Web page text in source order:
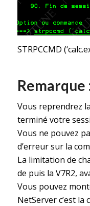
STRPCCMD
Remarque
Vous reprendrez
terminé votre
Vous ne pouvez
d’erreur sur la
La limitation de
de puis la V7R2,
Vous pouvez
NetServer c’est la